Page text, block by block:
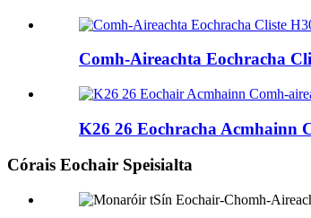
Comh-Aireachta Eochracha
K26 26 Eochracha Acmhainn
Córais Eochair Speisialta